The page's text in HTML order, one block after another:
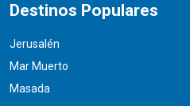
Destinos Populares
Jerusalén
Mar Muerto
Masada